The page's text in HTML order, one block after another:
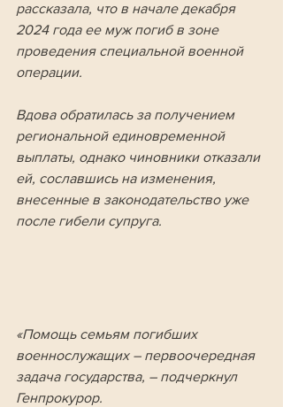
рассказала, что в начале декабря
2024 года ее муж погиб в зоне
проведения специальной военной
операции.
Вдова обратилась за получением
региональной единовременной
выплаты, однако чиновники отказали
ей, сославшись на изменения,
внесенные в законодательство уже
после гибели супруга.
«Помощь семьям погибших
военнослужащих – первоочередная
задача государства, – подчеркнул
Генпрокурор.